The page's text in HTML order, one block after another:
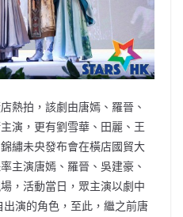
熱拍，該劇由唐嫣、羅晉、
演，更有劉雪華、田麗、王
繡未央發布會在橫店國貿大
主演唐嫣、羅晉、吳建豪、
，活動當日，眾主演以劇中
演的角色，至此，繼之前唐